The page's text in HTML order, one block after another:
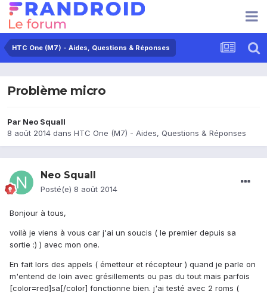
HTC One (M7) - Aides, Questions & Réponses
Problème micro
Par Neo Squall
8 août 2014 dans HTC One (M7) - Aides, Questions & Réponses
Neo Squall
Posté(e) 8 août 2014
Bonjour à tous,
voilà je viens à vous car j'ai un soucis ( le premier depuis sa
sortie :) ) avec mon one.
En fait lors des appels ( émetteur et récepteur ) quand je parle on
m'entend de loin avec grésillements ou pas du tout mais parfois
[color=red]sa[/color] fonctionne bien. j'ai testé avec 2 roms (